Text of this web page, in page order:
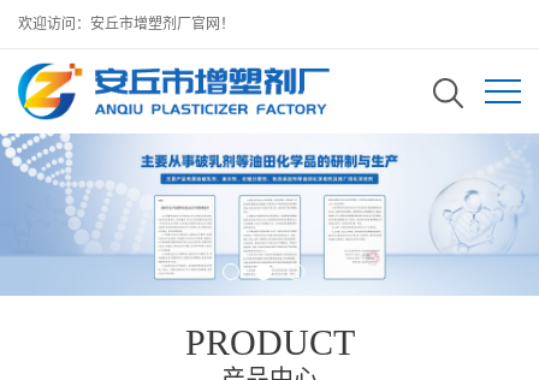
欢迎访问：安丘市增塑剂厂官网！
PRODUCT